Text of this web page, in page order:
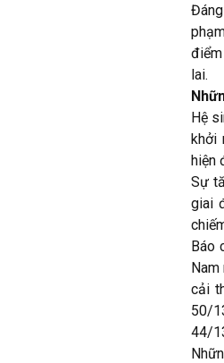
lai.
Hệ
khởi
hiện
Sự
giai
Báo
cải
50/
44/